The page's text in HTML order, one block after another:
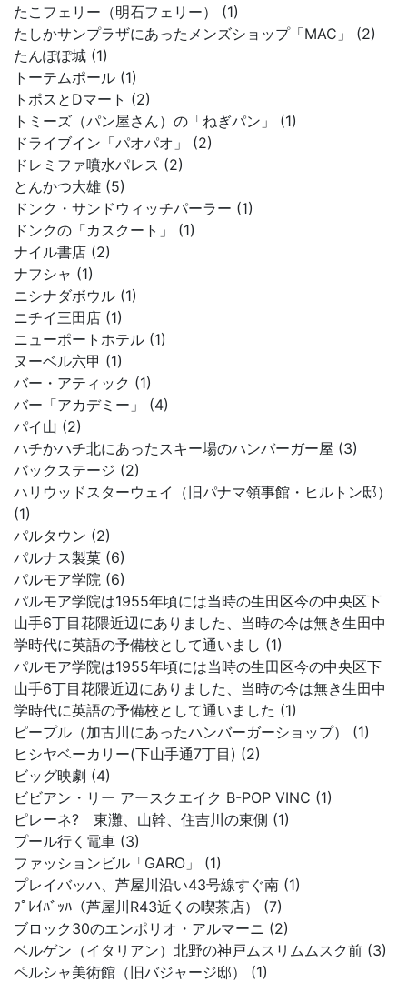
たこフェリー（明石フェリー） (1)
たしかサンプラザにあったメンズショップ「MAC」 (2)
たんぽぽ城 (1)
トーテムポール (1)
トポスとDマート (2)
トミーズ（パン屋さん）の「ねぎパン」 (1)
ドライブイン「パオパオ」 (2)
ドレミファ噴水パレス (2)
とんかつ大雄 (5)
ドンク・サンドウィッチパーラー (1)
ドンクの「カスクート」 (1)
ナイル書店 (2)
ナフシャ (1)
ニシナダボウル (1)
ニチイ三田店 (1)
ニューポートホテル (1)
ヌーベル六甲 (1)
バー・アティック (1)
バー「アカデミー」 (4)
パイ山 (2)
ハチかハチ北にあったスキー場のハンバーガー屋 (3)
バックステージ (2)
ハリウッドスターウェイ（旧パナマ領事館・ヒルトン邸）
(1)
パルタウン (2)
パルナス製菓 (6)
パルモア学院 (6)
パルモア学院は1955年頃には当時の生田区今の中央区下
山手6丁目花隈近辺にありました、当時の今は無き生田中
学時代に英語の予備校として通いまし (1)
パルモア学院は1955年頃には当時の生田区今の中央区下
山手6丁目花隈近辺にありました、当時の今は無き生田中
学時代に英語の予備校として通いました (1)
ピープル（加古川にあったハンバーガーショップ） (1)
ヒシヤベーカリー(下山手通7丁目) (2)
ビッグ映劇 (4)
ビビアン・リー アースクエイク B-POP VINC (1)
ピレーネ? 東灘、山幹、住吉川の東側 (1)
プール行く電車 (3)
ファッションビル「GARO」 (1)
プレイバッハ、芦屋川沿い43号線すぐ南 (1)
ﾌﾟﾚｲﾊﾞｯﾊ（芦屋川R43近くの喫茶店） (7)
ブロック30のエンポリオ・アルマーニ (2)
ベルゲン（イタリアン）北野の神戸ムスリムムスク前 (3)
ペルシャ美術館（旧バジャージ邸） (1)